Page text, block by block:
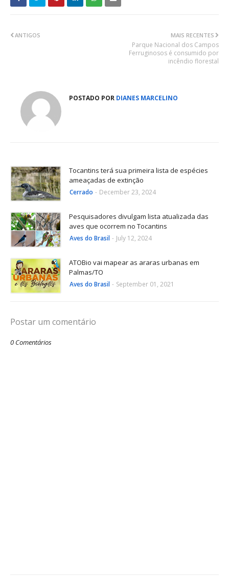
MAIS RECENTES
Parque Nacional dos Campos
Ferruginosos é consumido por
incêndio florestal
ANTIGOS
POSTADO POR DIANES MARCELINO
Tocantins terá sua primeira lista de espécies
ameaçadas de extinção
Cerrado - December 23, 2024
Pesquisadores divulgam lista atualizada das
aves que ocorrem no Tocantins
Aves do Brasil - July 12, 2024
ATOBio vai mapear as araras urbanas em
Palmas/TO
Aves do Brasil - September 01, 2021
Postar um comentário
0 Comentários